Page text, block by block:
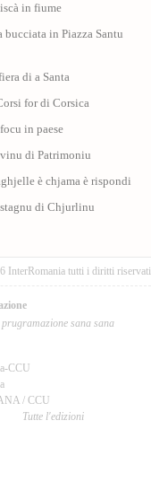
in fiume
bucciata in Piazza Santu
di a Santa
for di Corsica
in paese
di Patrimoniu
è chjama è rispondi
di Chjurlinu
InterRomania tutti i diritti riservati
prugramazione sana sana
CCU
/ CCU
Tutte l'edizioni